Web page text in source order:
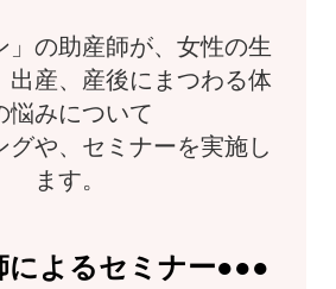
」の助産師が、女性の生
出産、産後にまつわる体
悩みについて
グや、セミナーを実施し
ます。
によるセミナー●●●